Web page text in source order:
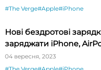
#The Verge#Apple#iPhone
Нові бездротові
заряджати iPhone,
одночасно
04 вересня, 2023